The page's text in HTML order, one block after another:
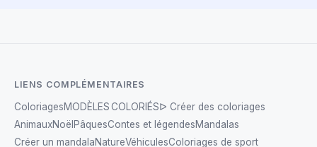
LIENS COMPLÉMENTAIRES
ColoriagesMODÈLES COLORIÉSᐅ Créer des coloriages
AnimauxNoël PâquesContes et légendesMandalas
Créer un mandalaNatureVéhiculesColoriages de sport